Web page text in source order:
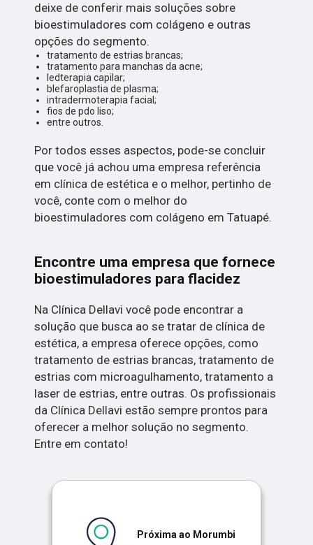
deixe de conferir mais soluções sobre
bioestimuladores com colágeno e outras
opções do segmento.
tratamento de estrias brancas;
tratamento para manchas da acne;
ledterapia capilar;
blefaroplastia de plasma;
intradermoterapia facial;
fios de pdo liso;
entre outros.
Por todos esses aspectos, pode-se concluir
que você já achou uma empresa referência
em clínica de estética e o melhor, pertinho de
você, conte com o melhor do
bioestimuladores com colágeno em Tatuapé.
Encontre uma empresa que fornece
bioestimuladores para flacidez
Na Clínica Dellavi você pode encontrar a
solução que busca ao se tratar de clínica de
estética, a empresa oferece opções, como
tratamento de estrias brancas, tratamento de
estrias com microagulhamento, tratamento a
laser de estrias, entre outras. Os profissionais
da Clínica Dellavi estão sempre prontos para
oferecer a melhor solução no segmento.
Entre em contato!
Próxima ao Morumbi